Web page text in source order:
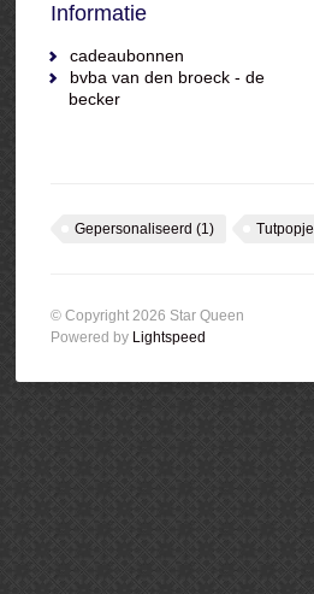
Informatie
cadeaubonnen
bvba van den broeck - de
becker
Gepersonaliseerd (1) Tutpopje
© Copyright 2026 Star Queen
Powered by Lightspeed